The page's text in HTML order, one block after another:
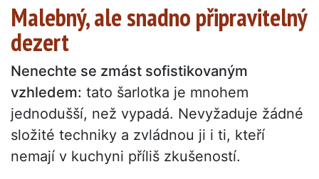
Malebný, ale snadno připravitelný
dezert
Nenechte se zmást sofistikovaným
vzhledem: tato šarlotka je mnohem
jednodušší, než vypadá. Nevyžaduje žádné
složité techniky a zvládnou ji i ti, kteří
nemají v kuchyni příliš zkušeností.